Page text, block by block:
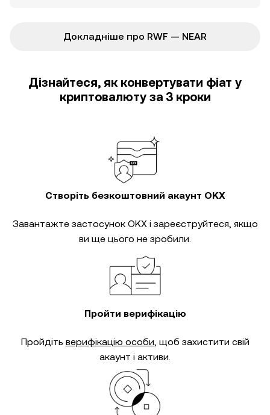
Докладніше про RWF — NEAR
Дізнайтеся, як конвертувати фіат у
криптовалюту за 3 кроки
Створіть безкоштовний акаунт OKX
Завантажте застосунок OKX і зареєструйтеся, якщо
ви ще цього не зробили.
Пройти верифікацію
Пройдіть верифікацію особи, щоб захистити свій
акаунт і активи.